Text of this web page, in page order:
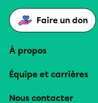
Faire un don
À propos
Équipe et carrières
Nous contacter